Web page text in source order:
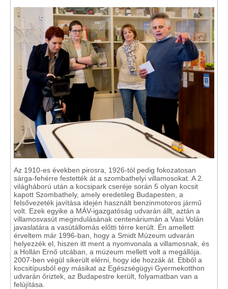
Az 1910-es években pirosra, 1926-tól pedig fokozatosan
sárga-fehérre festették át a szombathelyi villamosokat. A 2.
világháború után a kocsipark cseréje során 5 olyan kocsit
kapott Szombathely, amely eredetileg Budapesten, a
felsővezeték javítása idején használt benzinmotoros jármű
volt. Ezek egyike a MÁV-igazgatóság udvarán állt, aztán a
villamosvasút megindulásának centenáriumán a Vasi Volán
javaslatára a vasútállomás előtti térre került. Én amellett
érveltem már 1996-ban, hogy a Smidt Múzeum udvarán
helyezzék el, hiszen itt ment a nyomvonala a villamosnak, és
a Hollán Ernő utcában, a múzeum mellett volt a megállója.
2007-ben végül sikerült elérni, hogy ide hozzák át. Ebből a
kocsitípusból egy másikat az Egészségügyi Gyermekotthon
udvarán őriztek, az Budapestre került, folyamatban van a
felújítása.